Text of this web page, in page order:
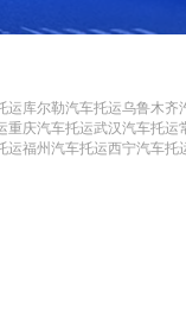
运库尔勒汽车托运乌鲁木齐
重庆汽车托运武汉汽车托运
运福州汽车托运西宁汽车托